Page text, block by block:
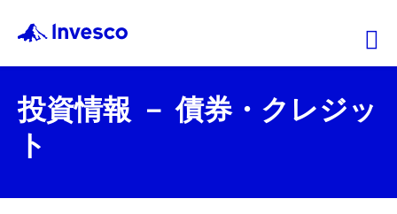
ファンド情報
投資情報 － 債券・クレジッ
ト